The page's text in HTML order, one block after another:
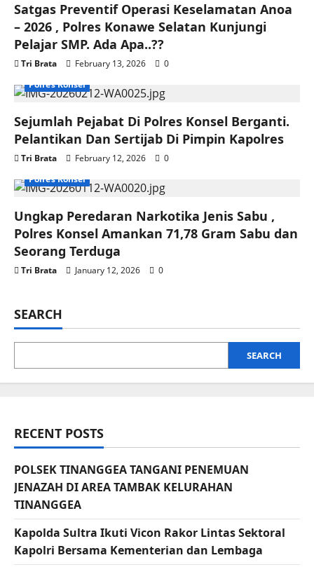
Satgas Preventif Operasi Keselamatan Anoa
– 2026 , Polres Konawe Selatan Kunjungi
Pelajar SMP. Ada Apa..??
Tri Brata February 13, 2026
0
Polres Konsel
Sejumlah Pejabat Di Polres Konsel Berganti.
Pelantikan Dan Sertijab Di Pimpin Kapolres
Tri Brata February 12, 2026
0
Polres Konsel
Ungkap Peredaran Narkotika Jenis Sabu ,
Polres Konsel Amankan 71,78 Gram Sabu dan
Seorang Terduga
Tri Brata January 12, 2026 0
SEARCH
SEARCH
RECENT POSTS
POLSEK TINANGGEA TANGANI PENEMUAN
JENAZAH DI AREA TAMBAK KELURAHAN
TINANGGEA
Kapolda Sultra Ikuti Vicon Rakor Lintas Sektoral
Kapolri Bersama Kementerian dan Lembaga